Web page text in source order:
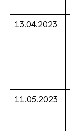
13.04.2023
11.05.2023